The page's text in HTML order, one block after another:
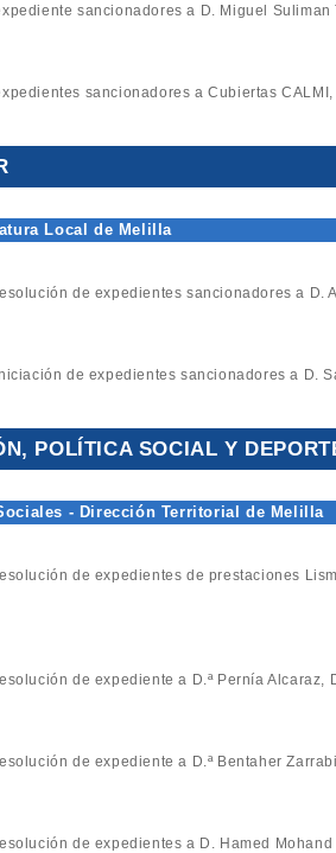
sancionadores a D. Miguel Suliman
sancionadores a Cubiertas
Local de Melilla
de expedientes sancionadores a D.
de expedientes sancionadores a D.
POLÍTICA SOCIAL Y
- Dirección Territorial de Melilla
de expedientes de prestaciones
de expediente a D.ª Pernía Alcaraz,
de expediente a D.ª Bentaher
de expedientes a D. Hamed Mohand